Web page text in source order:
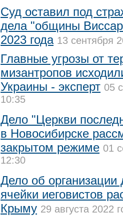
Суд оставил под
дела "общины
2023 года 13 сентября
Главные угрозы от
мизантропов
Украины - эксперт 05
10:35
Дело "Церкви
в Новосибирске
закрытом режиме 01
12:30
Дело об организации
ячейки иеговистов
Крыму 29 августа 2022